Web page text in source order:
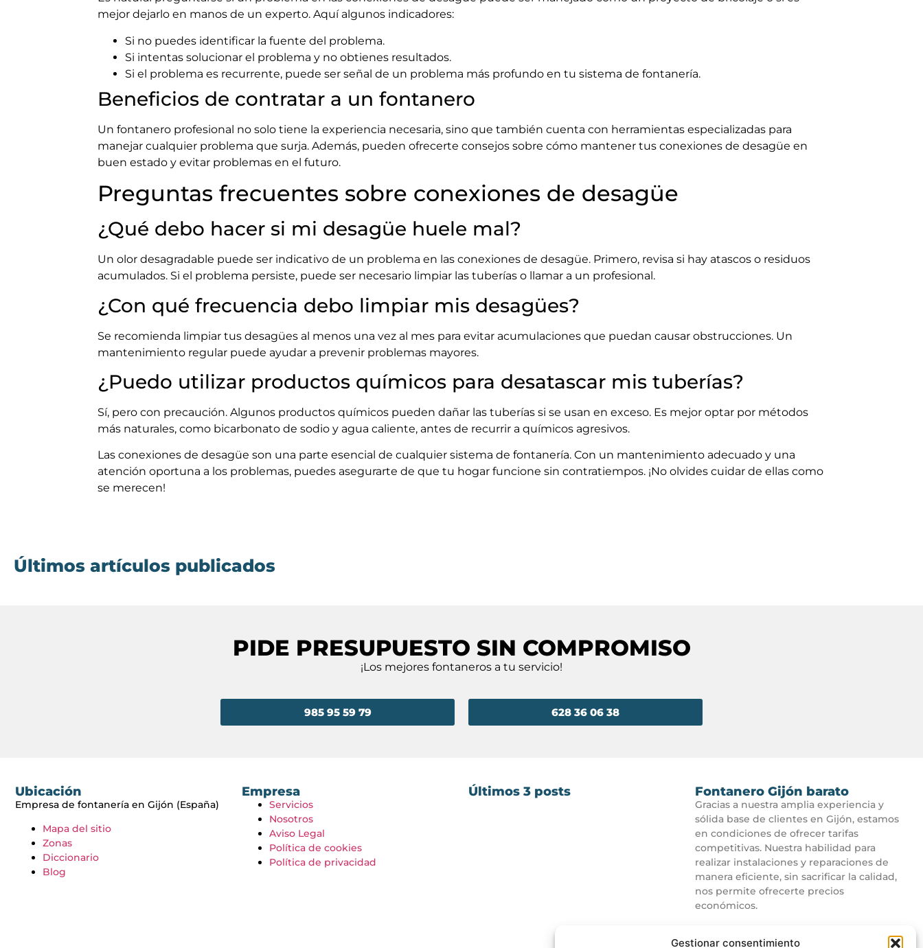
Gestionar consentimiento
mejor dejarlo en manos de un experto. Aquí algunos indicadores:
Si no puedes identificar la fuente del problema.
Si intentas solucionar el problema y no obtienes resultados.
Si el problema es recurrente, puede ser señal de un problema más profundo en tu sistema de fontanería.
Beneficios de contratar a un fontanero
Un fontanero profesional no solo tiene la experiencia necesaria, sino que también cuenta con herramientas especializadas para
manejar cualquier problema que surja. Además, pueden ofrecerte consejos sobre cómo mantener tus conexiones de desagüe en
buen estado y evitar problemas en el futuro.
Preguntas frecuentes sobre conexiones de desagüe
¿Qué debo hacer si mi desagüe huele mal?
Un olor desagradable puede ser indicativo de un problema en las conexiones de desagüe. Primero, revisa si hay atascos o residuos
acumulados. Si el problema persiste, puede ser necesario limpiar las tuberías o llamar a un profesional.
¿Con qué frecuencia debo limpiar mis desagües?
Se recomienda limpiar tus desagües al menos una vez al mes para evitar acumulaciones que puedan causar obstrucciones. Un
mantenimiento regular puede ayudar a prevenir problemas mayores.
¿Puedo utilizar productos químicos para desatascar mis tuberías?
Sí, pero con precaución. Algunos productos químicos pueden dañar las tuberías si se usan en exceso. Es mejor optar por métodos
más naturales, como bicarbonato de sodio y agua caliente, antes de recurrir a químicos agresivos.
Las conexiones de desagüe son una parte esencial de cualquier sistema de fontanería. Con un mantenimiento adecuado y una
atención oportuna a los problemas, puedes asegurarte de que tu hogar funcione sin contratiempos. ¡No olvides cuidar de ellas como
se merecen!
Últimos artículos publicados
PIDE PRESUPUESTO SIN COMPROMISO
¡Los mejores fontaneros a tu servicio!
628 36 06 38
985 95 59 79
Ubicación
Empresa de fontanería en Gijón (España)
Mapa del sitio
Zonas
Diccionario
Blog
Empresa
Servicios
Nosotros
Aviso Legal
Política de cookies
Política de privacidad
Últimos 3 posts Fontanero Gijón barato
Gracias a nuestra amplia experiencia y
sólida base de clientes en Gijón, estamos
en condiciones de ofrecer tarifas
competitivas. Nuestra habilidad para
realizar instalaciones y reparaciones de
manera eficiente, sin sacrificar la calidad,
nos permite ofrecerte precios
económicos.